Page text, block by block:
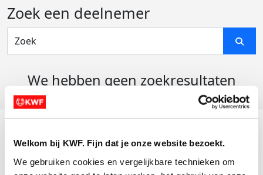
Welkom bij KWF. Fijn dat je onze website bezoekt.
We gebruiken cookies en vergelijkbare technieken om
Zoek een deelnemer
We hebben geen zoekresultaten
Actiematerialen
Evenementen